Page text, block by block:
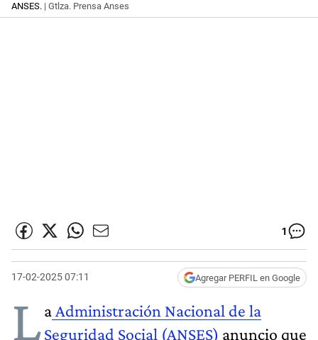
ANSES. | Gtlza. Prensa Anses
1
17-02-2025 07:11 Agregar PERFIL en Google
La Administración Nacional de la
Seguridad Social (ANSES) anuncio que